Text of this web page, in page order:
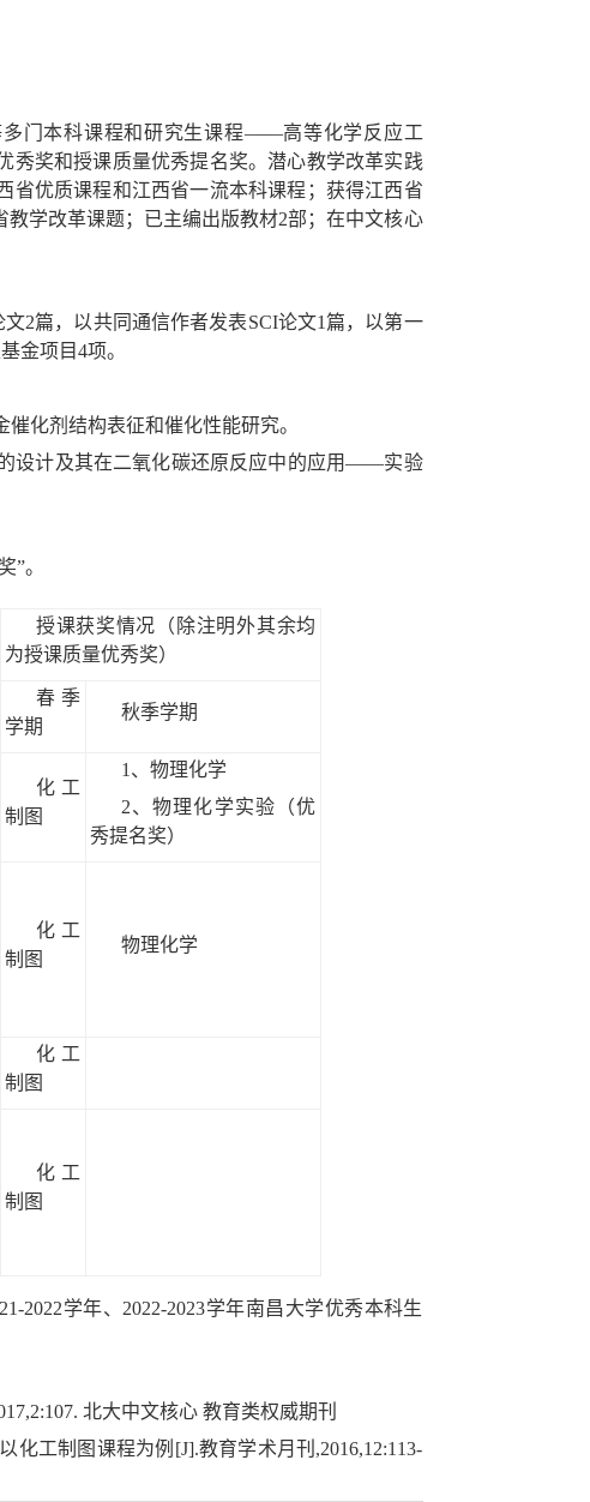
门本科课程和研究生课程——高等化学反应工
秀奖和授课质量优秀提名奖。潜心教学改革实践
省优质课程和江西省一流本科课程；获得江西省
学改革课题；已主编出版教材2部；在中文核心
2篇，以共同通信作者发表SCI论文1篇，以第一
金项目4项。
化剂结构表征和催化性能研究。
设计及其在二氧化碳还原反应中的应用——实验
”。
授课获奖情况（除注明外其余均
为授课质量优秀奖）
春季
学期
秋季学期
化工
制图
1、物理化学
2、物理化学实验（优
秀提名奖）
化工
制图
物理化学
化工
制图
化工
制图
2022学年、2022-2023学年南昌大学优秀本科生
北大中文核心 教育类权威期刊
工制图课程为例[J].教育学术月刊,2016,12:113-